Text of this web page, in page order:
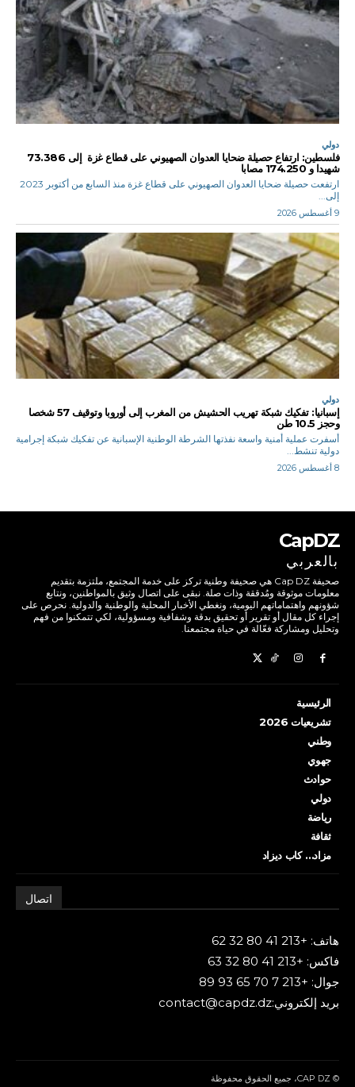
دولي
فلسطين: ارتفاع حصيلة ضحايا العدوان الصهيوني على قطاع غزة إلى 73.386
شهيدا و 174.250 مصابا
ارتفعت حصيلة ضحايا العدوان الصهيوني على قطاع غزة منذ السابع من أكتوبر 2023
إلى...
9 أغسطس 2026
دولي
إسبانيا: تفكيك شبكة تهريب الحشيش من المغرب إلى أوروبا وتوقيف 57 شخصا
وحجز 10.5 طن
أسفرت عملية أمنية واسعة نفذتها الشرطة الوطنية الإسبانية عن تفكيك شبكة إجرامية
دولية تنشط...
8 أغسطس 2026
CapDZ
بالعربي
صحيفة Cap DZ هي صحيفة وطنية تركز على خدمة المجتمع، ملتزمة بتقديم
معلومات موثوقة ومُدققة وذات صلة. نبقى على اتصال وثيق بالمواطنين، ونتابع
شؤونهم واهتماماتهم اليومية، ونغطي الأخبار المحلية والوطنية والدولية. نحرص على
إجراء كل مقال أو تقرير أو تحقيق بدقة وشفافية ومسؤولية، لكي تتمكنوا من فهم
وتحليل ومشاركة فعّالة في حياة مجتمعنا.
الرئيسية
تشريعيات 2026
وطني
جهوي
حوادث
دولي
رياضة
ثقافة
مزاد… كاب ديزاد
اتصال
هاتف: +213 41 80 32 62
فاكس: +213 41 80 32 63
جوال: +213 7 70 65 93 89
بريد إلكتروني:contact@capdz.dz
© CAP DZ، جميع الحقوق محفوظة